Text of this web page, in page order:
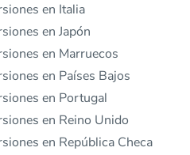
en Italia
en Japón
en Marruecos
en Países Bajos
en Portugal
en Reino Unido
en República Checa